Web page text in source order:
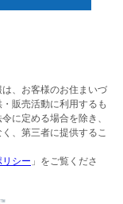
、お客様のお住まいづ
販売活動に利用するも
に定める場合を除き、
、第三者に提供するこ
シー 」をご覧くださ